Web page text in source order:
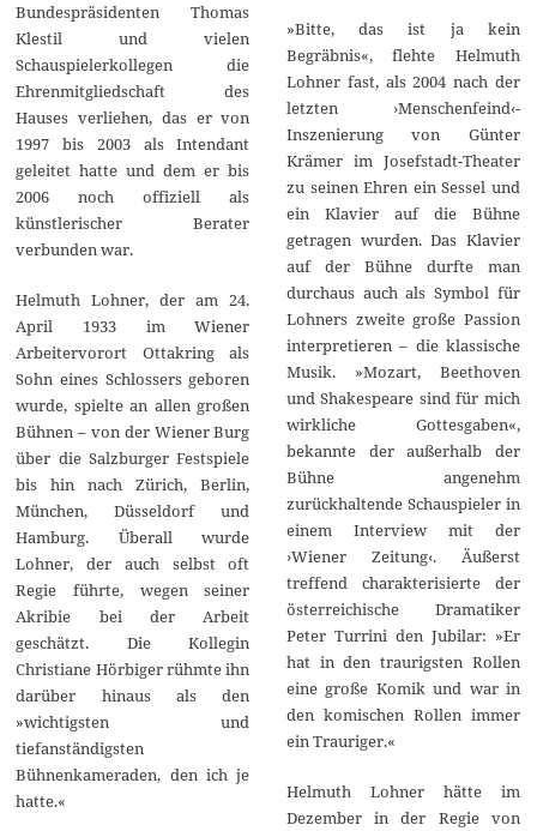
Bundespräsidenten Thomas
Klestil und vielen
Schauspielerkollegen die
Ehrenmitgliedschaft des
Hauses verliehen, das er von
1997 bis 2003 als Intendant
geleitet hatte und dem er bis
2006 noch offiziell als
künstlerischer Berater
verbunden war.
Helmuth Lohner, der am 24.
April 1933 im Wiener
Arbeitervorort Ottakring als
Sohn eines Schlossers geboren
wurde, spielte an allen großen
Bühnen – von der Wiener Burg
über die Salzburger Festspiele
bis hin nach Zürich, Berlin,
München, Düsseldorf und
Hamburg. Überall wurde
Lohner, der auch selbst oft
Regie führte, wegen seiner
Akribie bei der Arbeit
geschätzt. Die Kollegin
Christiane Hörbiger rühmte ihn
darüber hinaus als den
»wichtigsten und
tiefanständigsten
Bühnenkameraden, den ich je
hatte.«
»Bitte, das ist ja kein
Begräbnis«, flehte Helmuth
Lohner fast, als 2004 nach der
letzten ›Menschenfeind‹-
Inszenierung von Günter
Krämer im Josefstadt-Theater
zu seinen Ehren ein Sessel und
ein Klavier auf die Bühne
getragen wurden. Das Klavier
auf der Bühne durfte man
durchaus auch als Symbol für
Lohners zweite große Passion
interpretieren – die klassische
Musik. »Mozart, Beethoven
und Shakespeare sind für mich
wirkliche Gottesgaben«,
bekannte der außerhalb der
Bühne angenehm
zurückhaltende Schauspieler in
einem Interview mit der
›Wiener Zeitung‹. Äußerst
treffend charakterisierte der
österreichische Dramatiker
Peter Turrini den Jubilar: »Er
hat in den traurigsten Rollen
eine große Komik und war in
den komischen Rollen immer
ein Trauriger.«
Helmuth Lohner hätte im
Dezember in der Regie von